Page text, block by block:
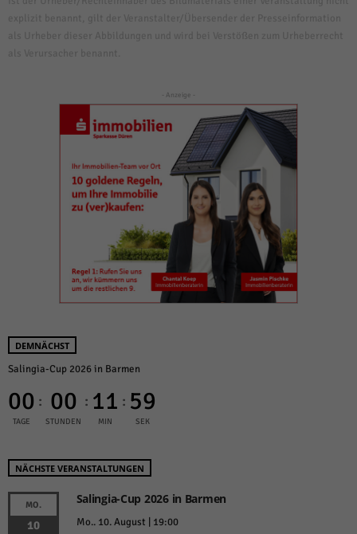
- Anzeige -
DEMNÄCHST
Salingia-Cup 2026 in Barmen
00
TAGE
: 00
STUNDEN
: 11
MIN
: 59
SEK
NÄCHSTE VERANSTALTUNGEN
MO.
10
Salingia-Cup 2026 in Barmen
Mo.. 10. August | 19:00